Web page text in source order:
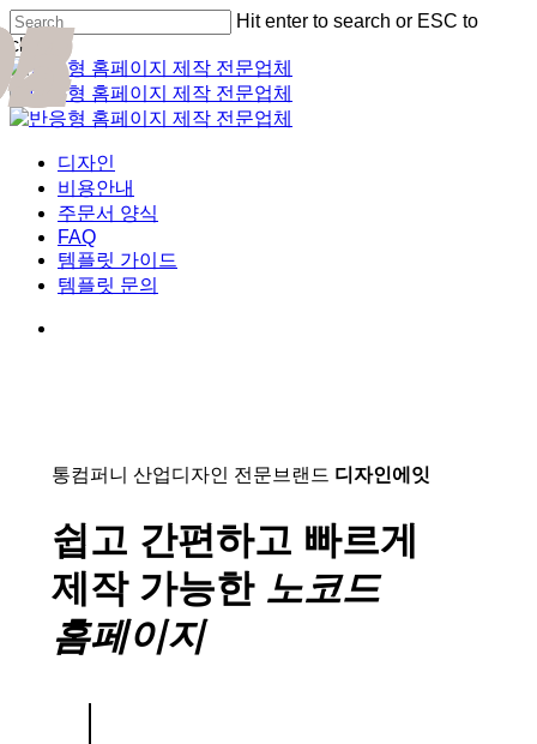
Skip
to
main
content
Hit enter to search or ESC to
close
Close
Search
Menu
디자인
비용안내
주문서 양식
FAQ
템플릿 가이드
템플릿 문의
통컴퍼니 산업디자인 전문브랜드 디자인에잇
쉽고 간편하고 빠르게
제작 가능한 노코드
홈페이지